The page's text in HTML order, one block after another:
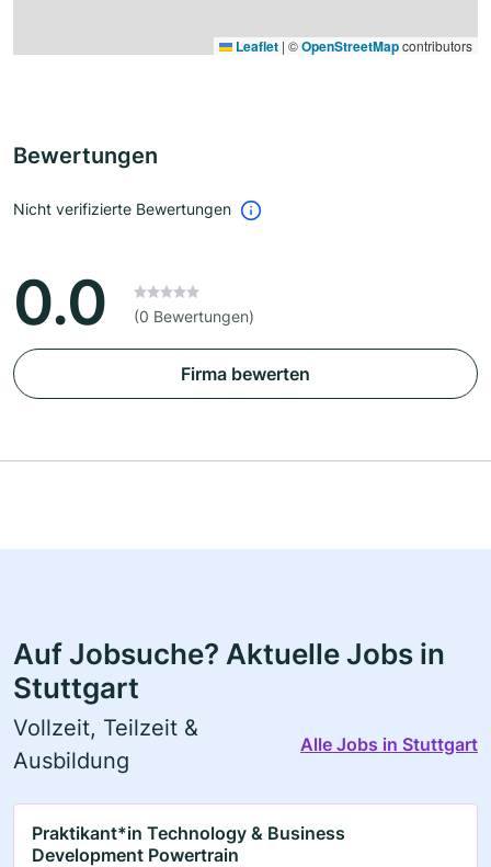
Leaflet | ©OpenStreetMapcontributors
Bewertungen
Nicht verifizierte Bewertungen
0.0 (0 Bewertungen)
Firma bewerten
Auf Jobsuche? Aktuelle Jobs in
Stuttgart
Vollzeit, Teilzeit &
Ausbildung
Alle Jobs in Stuttgart
Praktikant*in Technology & Business
Development Powertrain